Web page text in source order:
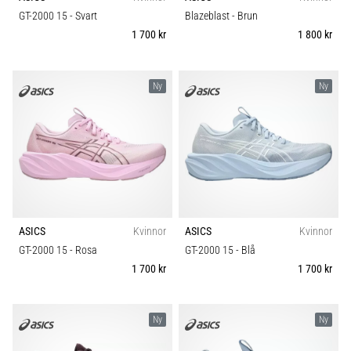
Hur
var
det…
6. 8. 2026
Löparknä:
Orsaker,
åtgärder
Komfort och dämpning
GT-2000 15- Svart
1 700 kr
Blazeblast- Brun
1 800 kr
Ny
ASICS
Kvinnor
GT-2000 15- Rosa
1 700 kr
Ny
ASICS
Kvinnor
GT-2000 15- Blå
1 700 kr
Ny Ny